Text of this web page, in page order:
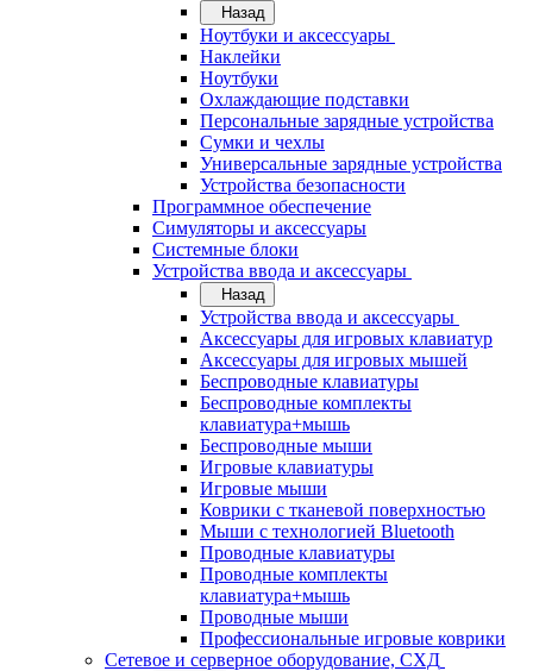
Назад
Ноутбуки и аксессуары
Наклейки
Ноутбуки
Охлаждающие подставки
Персональные зарядные устройства
Сумки и чехлы
Универсальные зарядные устройства
Устройства безопасности
Программное обеспечение
Симуляторы и аксессуары
Системные блоки
Устройства ввода и аксессуары
Назад
Устройства ввода и аксессуары
Аксессуары для игровых клавиатур
Аксессуары для игровых мышей
Беспроводные клавиатуры
Беспроводные комплекты
клавиатура+мышь
Беспроводные мыши
Игровые клавиатуры
Игровые мыши
Коврики с тканевой поверхностью
Мыши с технологией Bluetooth
Проводные клавиатуры
Проводные комплекты
клавиатура+мышь
Проводные мыши
Профессиональные игровые коврики
Сетевое и серверное оборудование, СХД